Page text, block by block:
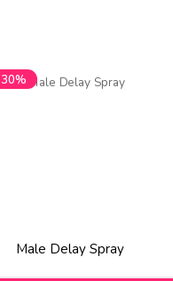
30%
Male Delay Spray